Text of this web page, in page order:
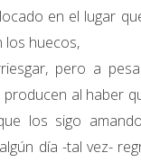
en el lugar
los huecos,
pero a
producen al haber
los sigo
día -tal vez-